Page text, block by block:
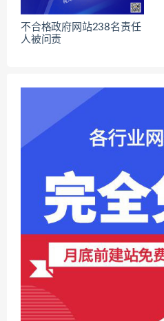
不合格政府网站238名责任
人被问责